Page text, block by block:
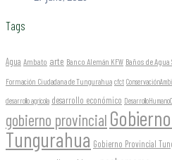
Tags
Agua Ambato arte Banco Alemán KFW Baños de Agua
Formación Ciudadana de Tungurahua cfct
desarrollo agrícola desarrollo económico
gobierno provincial
Tungurahua Gobierno Provincial